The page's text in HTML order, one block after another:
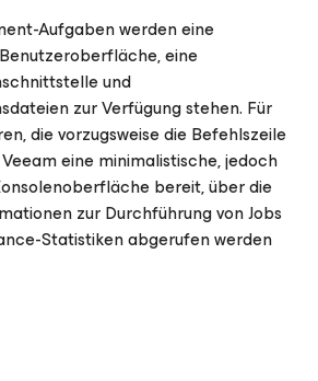
Aufgaben werden eine
eine
und
zur Verfügung stehen. Für
die vorzugsweise die Befehlszeile
eine minimalistische, jedoch
bereit, über die
zur Durchführung von Jobs
Statistiken abgerufen werden